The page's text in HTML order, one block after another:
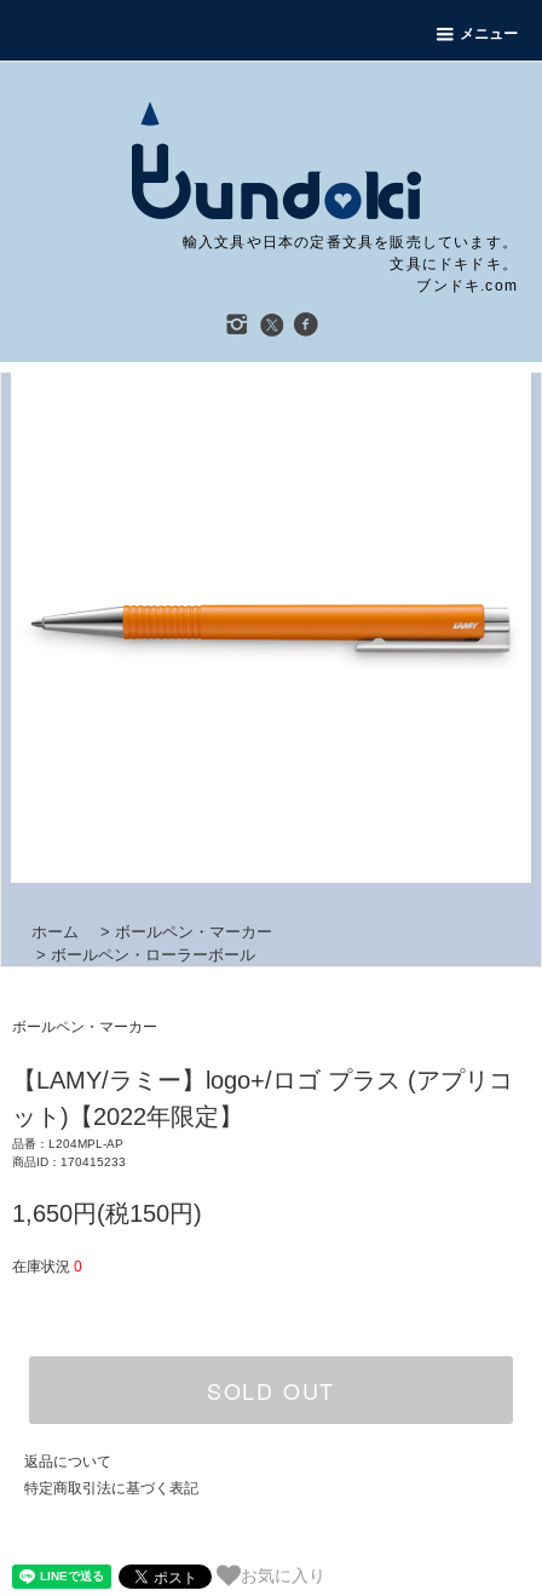
メニュー
輸入文具や日本の定番文具を販売しています。
文具にドキドキ。
ブンドキ.com
ホーム > ボールペン・マーカー
> ボールペン・ローラーボール
ボールペン・マーカー
【LAMY/ラミー】logo+/ロゴ プラス (アプリコ
ット)【2022年限定】
品番：L204MPL-AP
商品ID：170415233
1,650円(税150円)
在庫状況 0
SOLD OUT
返品について
特定商取引法に基づく表記
お気に入り